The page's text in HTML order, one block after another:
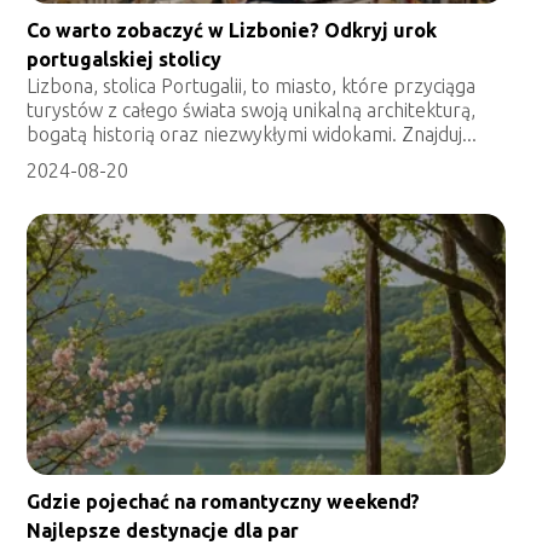
Co warto zobaczyć w Lizbonie? Odkryj urok
portugalskiej stolicy
Lizbona, stolica Portugalii, to miasto, które przyciąga
turystów z całego świata swoją unikalną architekturą,
bogatą historią oraz niezwykłymi widokami. Znajduj...
2024-08-20
Gdzie pojechać na romantyczny weekend?
Najlepsze destynacje dla par